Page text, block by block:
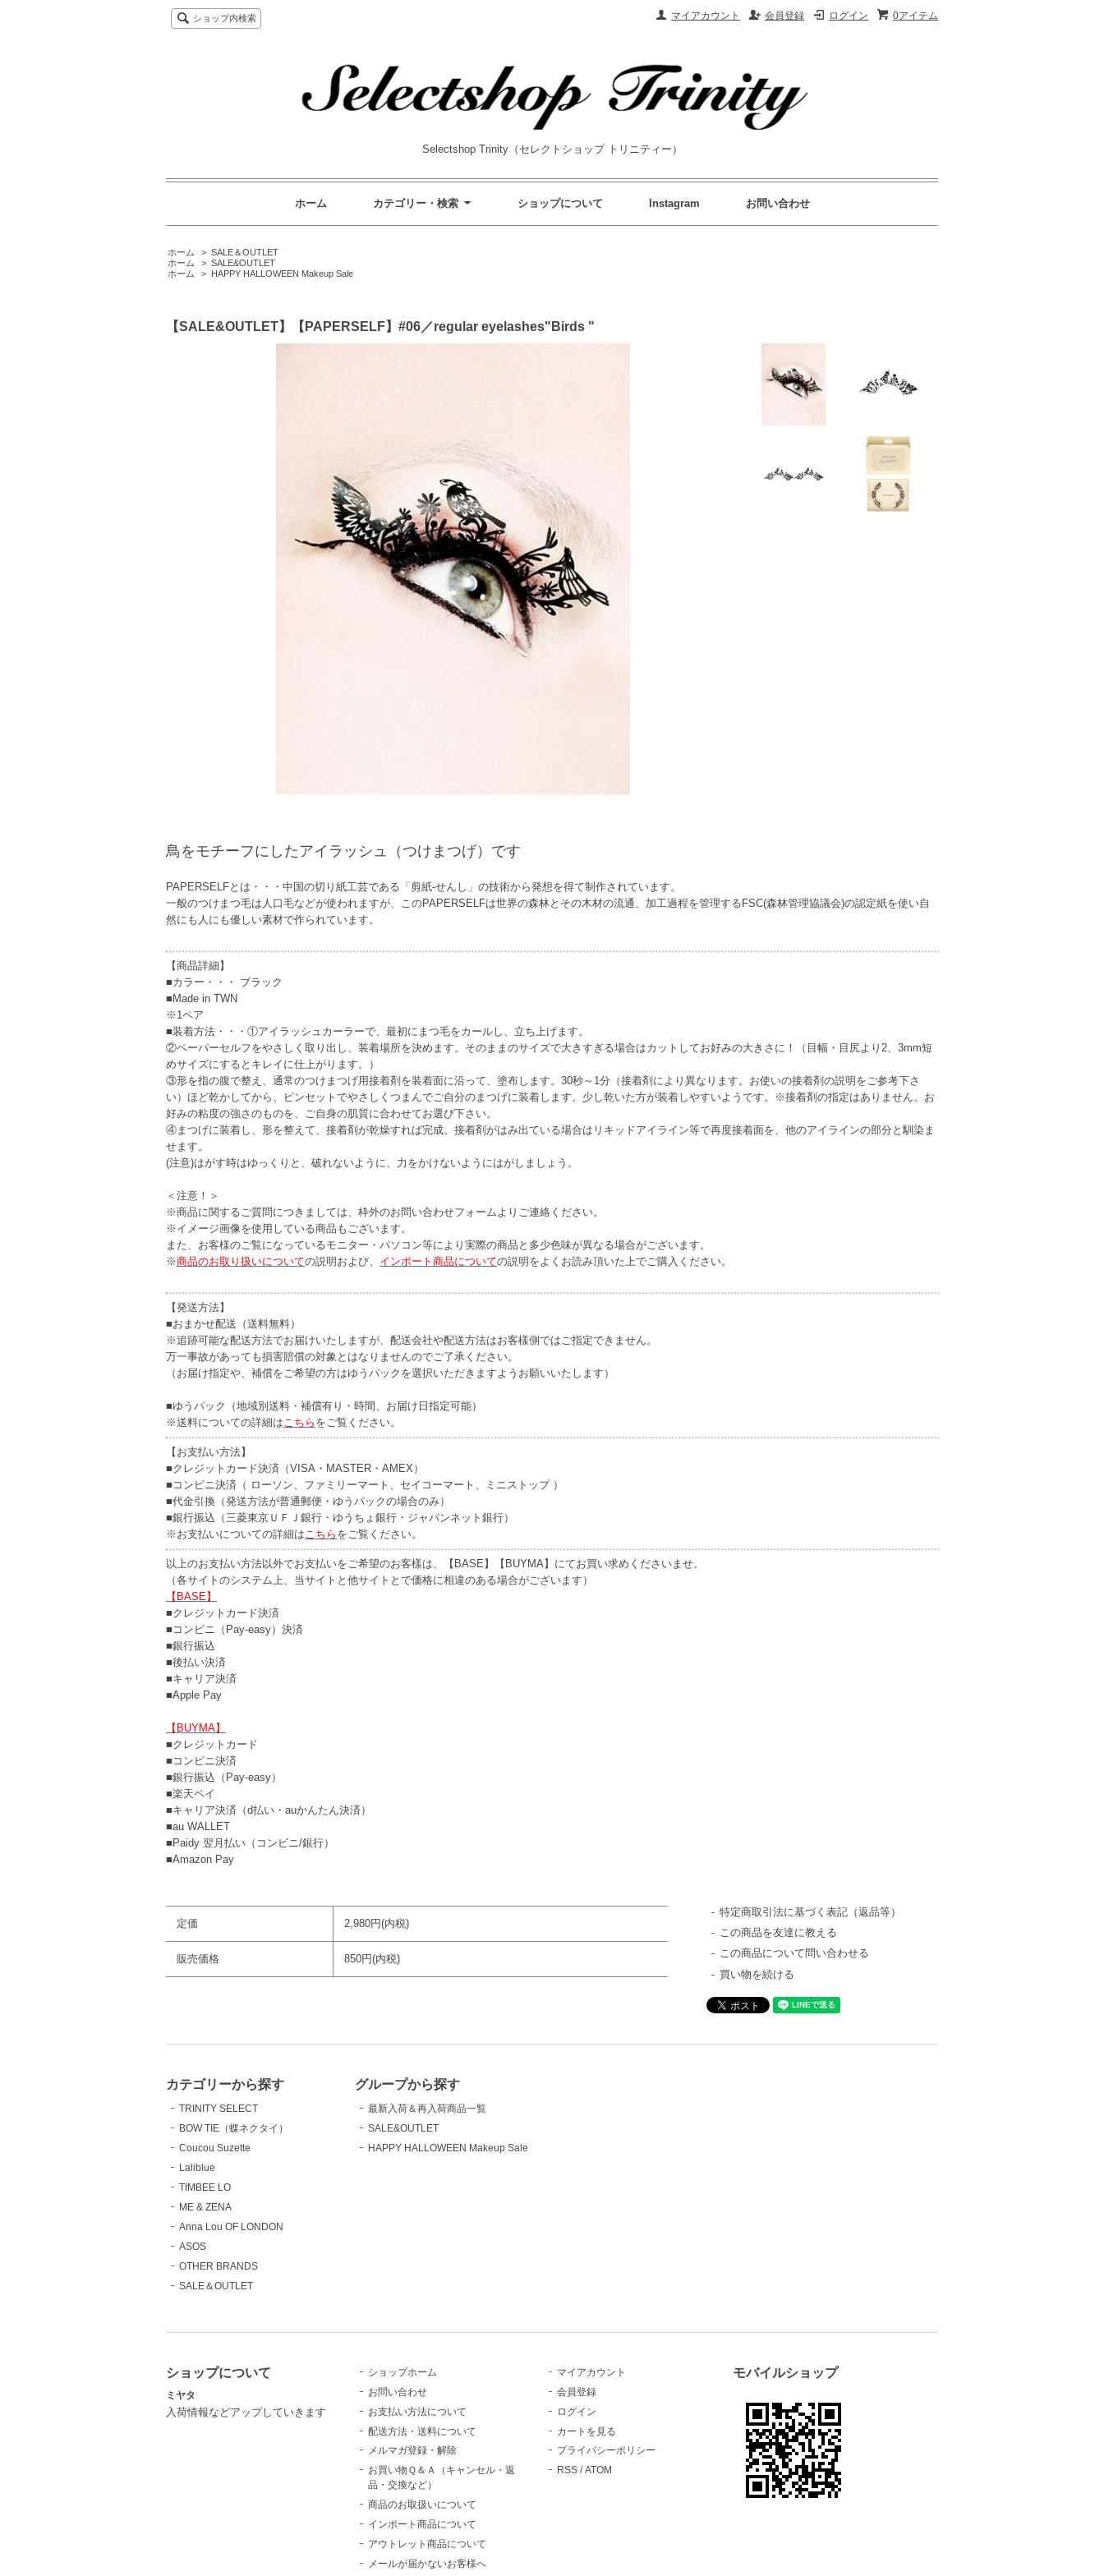
0アイテム
ログイン
会員登録
マイアカウント
ショップ内検索
Selectshop Trinity（セレクトショップ トリニティー）
ホーム カテゴリー・検索 ショップについて Instagram お問い合わせ
ホーム > SALE＆OUTLET
ホーム
> SALE&OUTLET
ホーム
> HAPPY HALLOWEEN Makeup Sale
【SALE&OUTLET】【PAPERSELF】#06／regular eyelashes"Birds "
鳥をモチーフにしたアイラッシュ（つけまつげ）です
PAPERSELFとは・・・中国の切り紙工芸である「剪紙-せんし」の技術から発想を得て制作されています。
一般のつけまつ毛は人口毛などが使われますが、このPAPERSELFは世界の森林とその木材の流通、加工過程を管理するFSC(森林管理協議会)の認定紙を使い自
然にも人にも優しい素材で作られています。
【商品詳細】
■カラー・・・ ブラック
■Made in TWN
※1ペア
■装着方法・・・①アイラッシュカーラーで、最初にまつ毛をカールし、立ち上げます。
②ペーパーセルフをやさしく取り出し、装着場所を決めます。そのままのサイズで大きすぎる場合はカットしてお好みの大きさに！（目幅・目尻より2、3mm短
めサイズにするとキレイに仕上がります。）
③形を指の腹で整え、通常のつけまつげ用接着剤を装着面に沿って、塗布します。30秒～1分（接着剤により異なります。お使いの接着剤の説明をご参考下さ
い）ほど乾かしてから、ピンセットでやさしくつまんでご自分のまつげに装着します。少し乾いた方が装着しやすいようです。※接着剤の指定はありません。お
好みの粘度の強さのものを、ご自身の肌質に合わせてお選び下さい。
④まつげに装着し、形を整えて、接着剤が乾燥すれば完成。接着剤がはみ出ている場合はリキッドアイライン等で再度接着面を、他のアイラインの部分と馴染ま
せます。
(注意)はがす時はゆっくりと、破れないように、力をかけないようにはがしましょう。
＜注意！＞
※商品に関するご質問につきましては、枠外のお問い合わせフォームよりご連絡ください。
※イメージ画像を使用している商品もございます。
また、お客様のご覧になっているモニター・パソコン等により実際の商品と多少色味が異なる場合がございます。
※商品のお取り扱いについての説明および、 インポート商品についての説明をよくお読み頂いた上でご購入ください。
【発送方法】
■おまかせ配送（送料無料）
※追跡可能な配送方法でお届けいたしますが、配送会社や配送方法はお客樣側ではご指定できません。
万一事故があっても損害賠償の対象とはなりませんのでご了承ください。
（お届け指定や、補償をご希望の方はゆうパックを選択いただきますようお願いいたします）
■ゆうパック（地域別送料・補償有り・時間、お届け日指定可能）
※送料についての詳細はこちら をご覧ください。
【お支払い方法】
■クレジットカード決済（VISA・MASTER・AMEX）
■コンビニ決済（ ローソン、ファミリーマート、セイコーマート、ミニストップ ）
■代金引換（発送方法が普通郵便・ゆうパックの場合のみ）
■銀行振込（三菱東京ＵＦＪ銀行・ゆうちょ銀行・ジャパンネット銀行）
※お支払いについての詳細はこちら をご覧ください。
以上のお支払い方法以外でお支払いをご希望のお客樣は、【BASE】【BUYMA】にてお買い求めくださいませ。
（各サイトのシステム上、当サイトと他サイトとで価格に相違のある場合がございます）
【BASE】
■クレジットカード決済
■コンビニ（Pay-easy）決済
■銀行振込
■後払い決済
■キャリア決済
■Apple Pay
【BUYMA】
■クレジットカード
■コンビニ決済
■銀行振込（Pay-easy）
■楽天ペイ
■キャリア決済（d払い・auかんたん決済）
■au WALLET
■Paidy 翌月払い（コンビニ/銀行）
■Amazon Pay
定価 2,980円(内税)
販売価格 850円(内税)
特定商取引法に基づく表記（返品等）
この商品を友達に教える
この商品について問い合わせる
買い物を続ける
カテゴリーから探す
TRINITY SELECT
BOW TIE（蝶ネクタイ）
Coucou Suzette
Laliblue
TIMBEE LO
ME & ZENA
Anna Lou OF LONDON
ASOS
OTHER BRANDS
SALE＆OUTLET
グループから探す
最新入荷＆再入荷商品一覧
SALE&OUTLET
HAPPY HALLOWEEN Makeup Sale
ショップについて
ミヤタ
入荷情報などアップしていきます
ショップホーム
お問い合わせ
お支払い方法について
配送方法・送料について
メルマガ登録・解除
お買い物Ｑ＆Ａ（キャンセル・返
品・交換など）
商品のお取扱いについて
インポート商品について
アウトレット商品について
メールが届かないお客様へ
マイアカウント
会員登録
ログイン
カートを見る
プライバシーポリシー
RSS /ATOM
モバイルショップ